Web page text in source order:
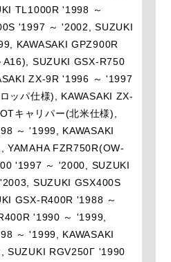
TL1000R '1998 ～
'1997 ～ '2002, SUZUKI
KAWASAKI GPZ900R
SUZUKI GSX-R750
ZX-9R '1996 ～ '1997
ッパ仕様), KAWASAKI ZX-
キャリパー(北米仕様),
～ '1999, KAWASAKI
YAMAHA FZR750R(OW-
'1997 ～ '2000, SUZUKI
SUZUKI GSX400S
GSX-R400R '1988 ～
'1990 ～ '1999,
～ '1999, KAWASAKI
SUZUKI RGV250Γ '1990